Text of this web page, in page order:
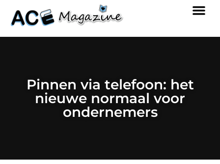
Pinnen via telefoon: het
nieuwe normaal voor
ondernemers